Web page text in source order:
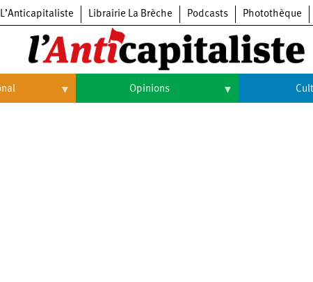
L’Anticapitaliste Librairie La Brèche Podcasts Photothèque
Opinions